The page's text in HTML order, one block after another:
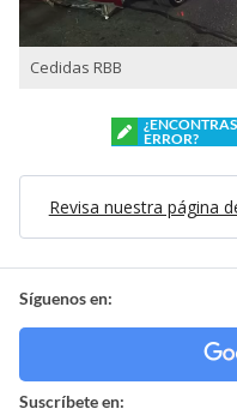
Cedidas RBB
ERROR?
Revisa nuestra página
Síguenos en:
Suscríbete en: